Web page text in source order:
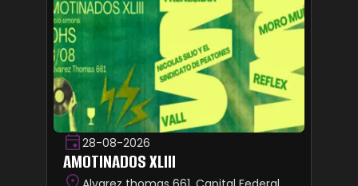
28-08-2026
AMOTINADOS XLIII